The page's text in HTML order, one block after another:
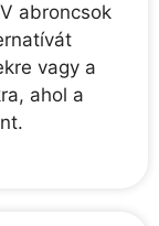
abroncsok
vagy a
ahol a